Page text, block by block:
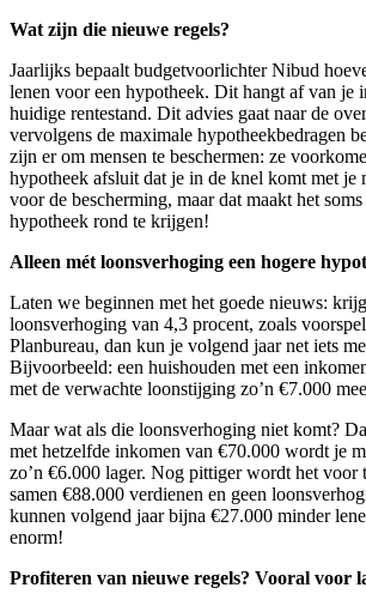
Wat zijn die nieuwe regels?
Jaarlijks bepaalt budgetvoorlichter Nibud
lenen voor een hypotheek. Dit hangt af van je
huidige rentestand. Dit advies gaat naar de
vervolgens de maximale hypotheekbedragen
zijn er om mensen te beschermen: ze
hypotheek afsluit dat je in de knel komt met je
voor de bescherming, maar dat maakt het
hypotheek rond te krijgen!
Alleen mét loonsverhoging een hogere
Laten we beginnen met het goede nieuws:
loonsverhoging van 4,3 procent, zoals
Planbureau, dan kun je volgend jaar net iets
Bijvoorbeeld: een huishouden met een
met de verwachte loonstijging zo’n €7.000
Maar wat als die loonsverhoging niet komt?
met hetzelfde inkomen van €70.000 wordt je
zo’n €6.000 lager. Nog pittiger wordt het voor
samen €88.000 verdienen en geen
kunnen volgend jaar bijna €27.000 minder
enorm!
Profiteren van nieuwe regels? Vooral voor